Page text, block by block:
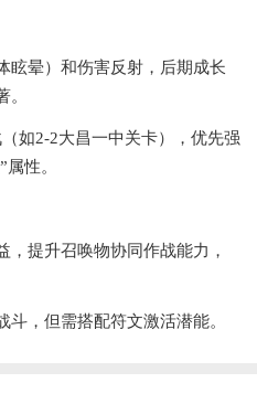
眩晕）和伤害反射，后期成长
如2-2大昌一中关卡），优先强
性。‌‌
提升召唤物协同作战能力，
，但需搭配符文激活潜能。‌‌